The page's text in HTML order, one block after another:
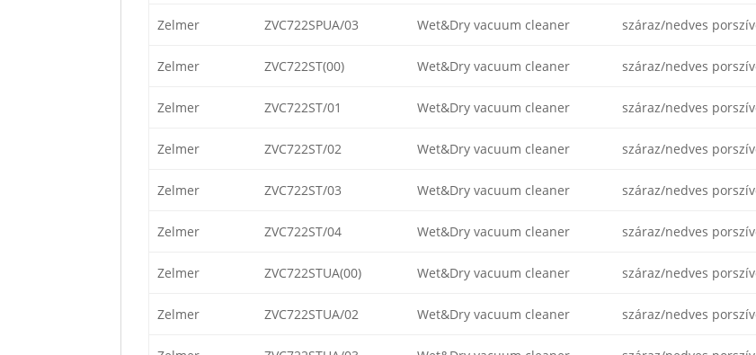
Zelmer ZVC722SPUA/03 Wet&Dry vacuum cleaner száraz/nedves
Zelmer ZVC722ST(00) Wet&Dry vacuum cleaner száraz/nedves
Zelmer ZVC722ST/01 Wet&Dry vacuum cleaner száraz/nedves
Zelmer ZVC722ST/02 Wet&Dry vacuum cleaner száraz/nedves
Zelmer ZVC722ST/03 Wet&Dry vacuum cleaner száraz/nedves
Zelmer ZVC722ST/04 Wet&Dry vacuum cleaner száraz/nedves
Zelmer ZVC722STUA(00) Wet&Dry vacuum cleaner száraz/nedves
Zelmer ZVC722STUA/02 Wet&Dry vacuum cleaner száraz/nedves